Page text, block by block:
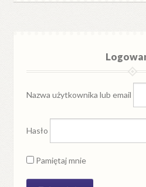
Nazwa użytkownika lub email
Hasło
Pamiętaj mnie